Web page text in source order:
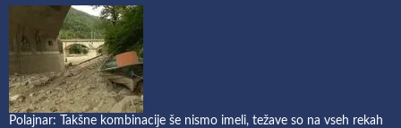
Polajnar: Takšne kombinacije še nismo imeli, težave so na vseh rekah